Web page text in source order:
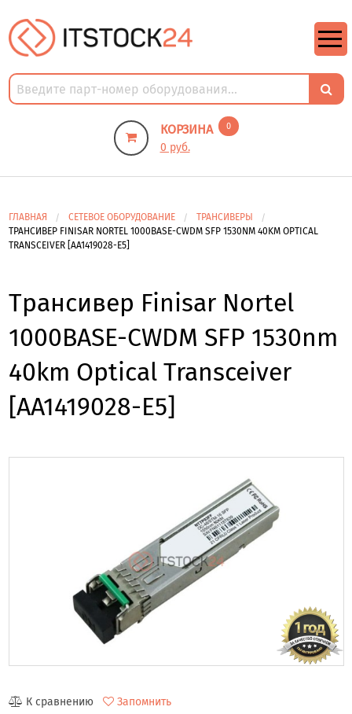
КОРЗИНА 0
0 руб.
ГЛАВНАЯ СЕТЕВОЕ ОБОРУДОВАНИЕ
ТРАНСИВЕРЫ
ТРАНСИВЕР FINISAR NORTEL 1000BASE-CWDM SFP 1530NM 40KM OPTICAL
TRANSCEIVER [AA1419028-E5]
Трансивер Finisar Nortel
1000BASE-CWDM SFP 1530nm
40km Optical Transceiver
[AA1419028-E5]
К сравнению Запомнить